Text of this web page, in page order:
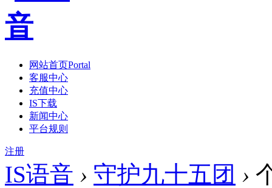
网站首页Portal
客服中心
充值中心
IS下载
新闻中心
平台规则
注册
IS语音 › 守护九十五团 ›